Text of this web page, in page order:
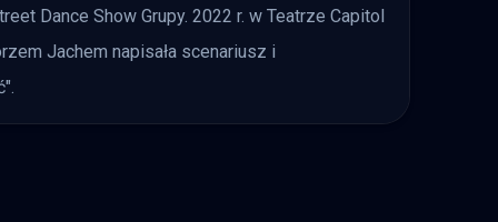
Dance Show Grupy. 2022 r. w Teatrze Capitol
Jachem napisała scenariusz i